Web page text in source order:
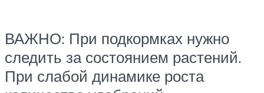
ВАЖНО: При подкормках нужно
следить за состоянием растений.
При слабой динамике роста